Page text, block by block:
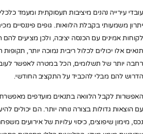
עובדי עירייה נהנים מיציבות תעסוקתית ומעמד
יתרון משמעותי בקבלת הלוואות. גופים פיננסיים
לקוחות אמינים עם הכנסה יציבה, ולכן מציעים להם
תנאים אלו יכולים לכלול ריבית נמוכה יותר,
רחבה יותר של תשלומים, הכל במטרה לאפשר
הדרוש להם מבלי להכביד על התקציב החודשי.
האפשרות לקבל הלוואה בתנאים מועדפים מאפשרת
עם הוצאות גדולות בצורה נוחה יותר. הם יכולים
נכס, מימון שיפוצים, כיסוי עלויות של אירועים